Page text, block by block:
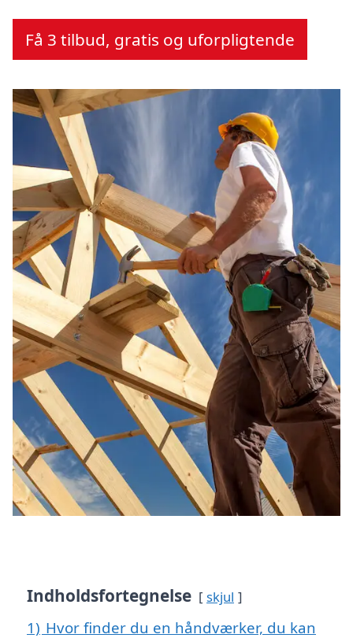
Få 3 tilbud, gratis og uforpligtende
Indholdsfortegnelse skjul
1) Hvor finder du en håndværker, du kan